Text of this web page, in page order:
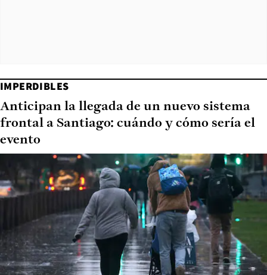
IMPERDIBLES
Anticipan la llegada de un nuevo sistema
frontal a Santiago: cuándo y cómo sería el
evento